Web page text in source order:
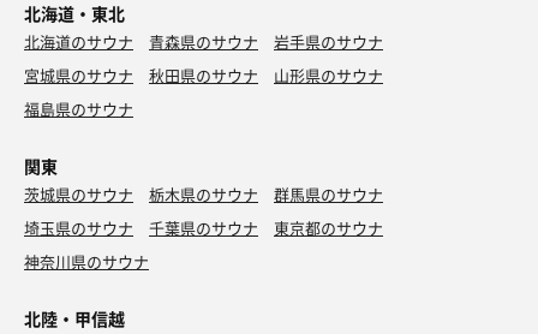
北海道・東北
北海道のサウナ 青森県のサウナ
岩手県のサウナ
宮城県のサウナ
秋田県のサウナ
山形県のサウナ
福島県のサウナ
関東
茨城県のサウナ 栃木県のサウナ
群馬県のサウナ
埼玉県のサウナ
千葉県のサウナ
東京都のサウナ
神奈川県のサウナ
北陸・甲信越